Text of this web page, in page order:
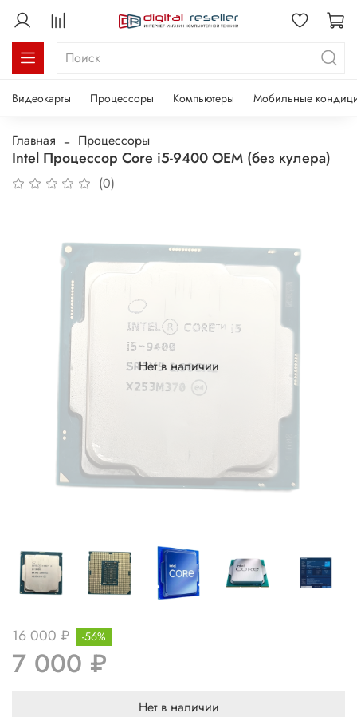
Видеокарты Процессоры Компьютеры Мобильные
Главная Процессоры
Intel Процессор Core i5-9400 OEM (без кулера)
(0)
Нет в наличии
16 000 ₽
7 000 ₽
-56%
Нет в наличии